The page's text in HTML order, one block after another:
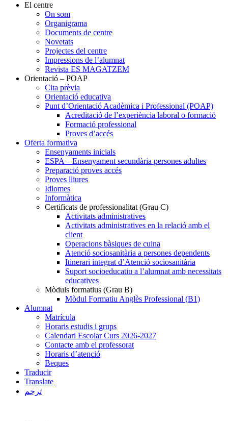
El centre
On som
Organigrama
Documents de centre
Novetats
Projectes del centre
Impressions de l’alumnat
Revista ES MAGATZEM
Orientació – POAP
Cita prèvia
Orientació educativa
Punt d’Orientació Acadèmica i Professional (POAP)
Acreditació de l’experiència laboral o formació
Formació professional
Proves d’accés
Oferta formativa
Ensenyaments inicials
ESPA – Ensenyament secundària persones adultes
Preparació proves accés
Proves lliures
Idiomes
Informàtica
Certificats de professionalitat (Grau C)
Activitats administratives
Activitats administratives en la relació amb el
client
Operacions bàsiques de cuina
Atenció sociosanitària a persones dependents
Itinerari integrat d’Atenció sociosanitària
Suport socioeducatiu a l’alumnat amb necessitats
educatives
Mòduls formatius (Grau B)
Mòdul Formatiu Anglès Professional (B1)
Alumnat
Matrícula
Horaris estudis i grups
Calendari Escolar Curs 2026-2027
Contacte amb el professorat
Horaris d’atenció
Beques
Traducir
Translate
ترجم